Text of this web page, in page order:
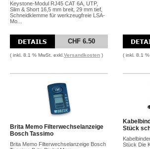
Keystone-Modul RJ45 CAT 6A, UTP,
Slim & Short 16,5 mm breit, 29 mm tief,
Schneidklemme für werkzeugfreie LSA-
Mo...
CHF 6.50
( inkl. 8.1 % MwSt. exkl. Versandkosten ) ( inkl. 8.1 %
Brita Memo Filterwechselanzeige
Bosch Tassimo
Brita Memo Filterwechselanzeige Bosch
Stück
Stück Die